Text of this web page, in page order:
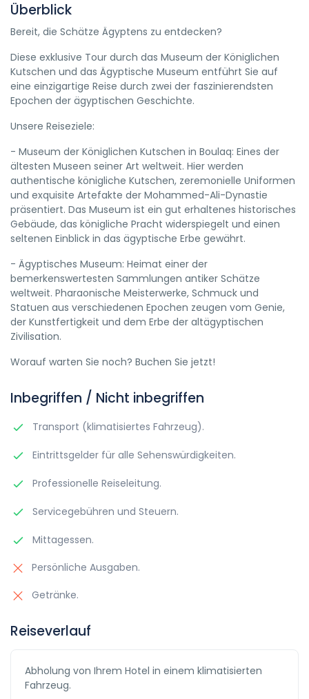
Überblick
Bereit, die Schätze Ägyptens zu entdecken?
Diese exklusive Tour durch das Museum der Königlichen
Kutschen und das Ägyptische Museum entführt Sie auf
eine einzigartige Reise durch zwei der faszinierendsten
Epochen der ägyptischen Geschichte.
Unsere Reiseziele:
- Museum der Königlichen Kutschen in Boulaq: Eines der
ältesten Museen seiner Art weltweit. Hier werden
authentische königliche Kutschen, zeremonielle Uniformen
und exquisite Artefakte der Mohammed-Ali-Dynastie
präsentiert. Das Museum ist ein gut erhaltenes historisches
Gebäude, das königliche Pracht widerspiegelt und einen
seltenen Einblick in das ägyptische Erbe gewährt.
- Ägyptisches Museum: Heimat einer der
bemerkenswertesten Sammlungen antiker Schätze
weltweit. Pharaonische Meisterwerke, Schmuck und
Statuen aus verschiedenen Epochen zeugen vom Genie,
der Kunstfertigkeit und dem Erbe der altägyptischen
Zivilisation.
Worauf warten Sie noch? Buchen Sie jetzt!
Inbegriffen / Nicht inbegriffen
Transport (klimatisiertes Fahrzeug).
Eintrittsgelder für alle Sehenswürdigkeiten.
Professionelle Reiseleitung.
Servicegebühren und Steuern.
Mittagessen.
Persönliche Ausgaben.
Getränke.
Reiseverlauf
Abholung von Ihrem Hotel in einem klimatisierten
Fahrzeug.